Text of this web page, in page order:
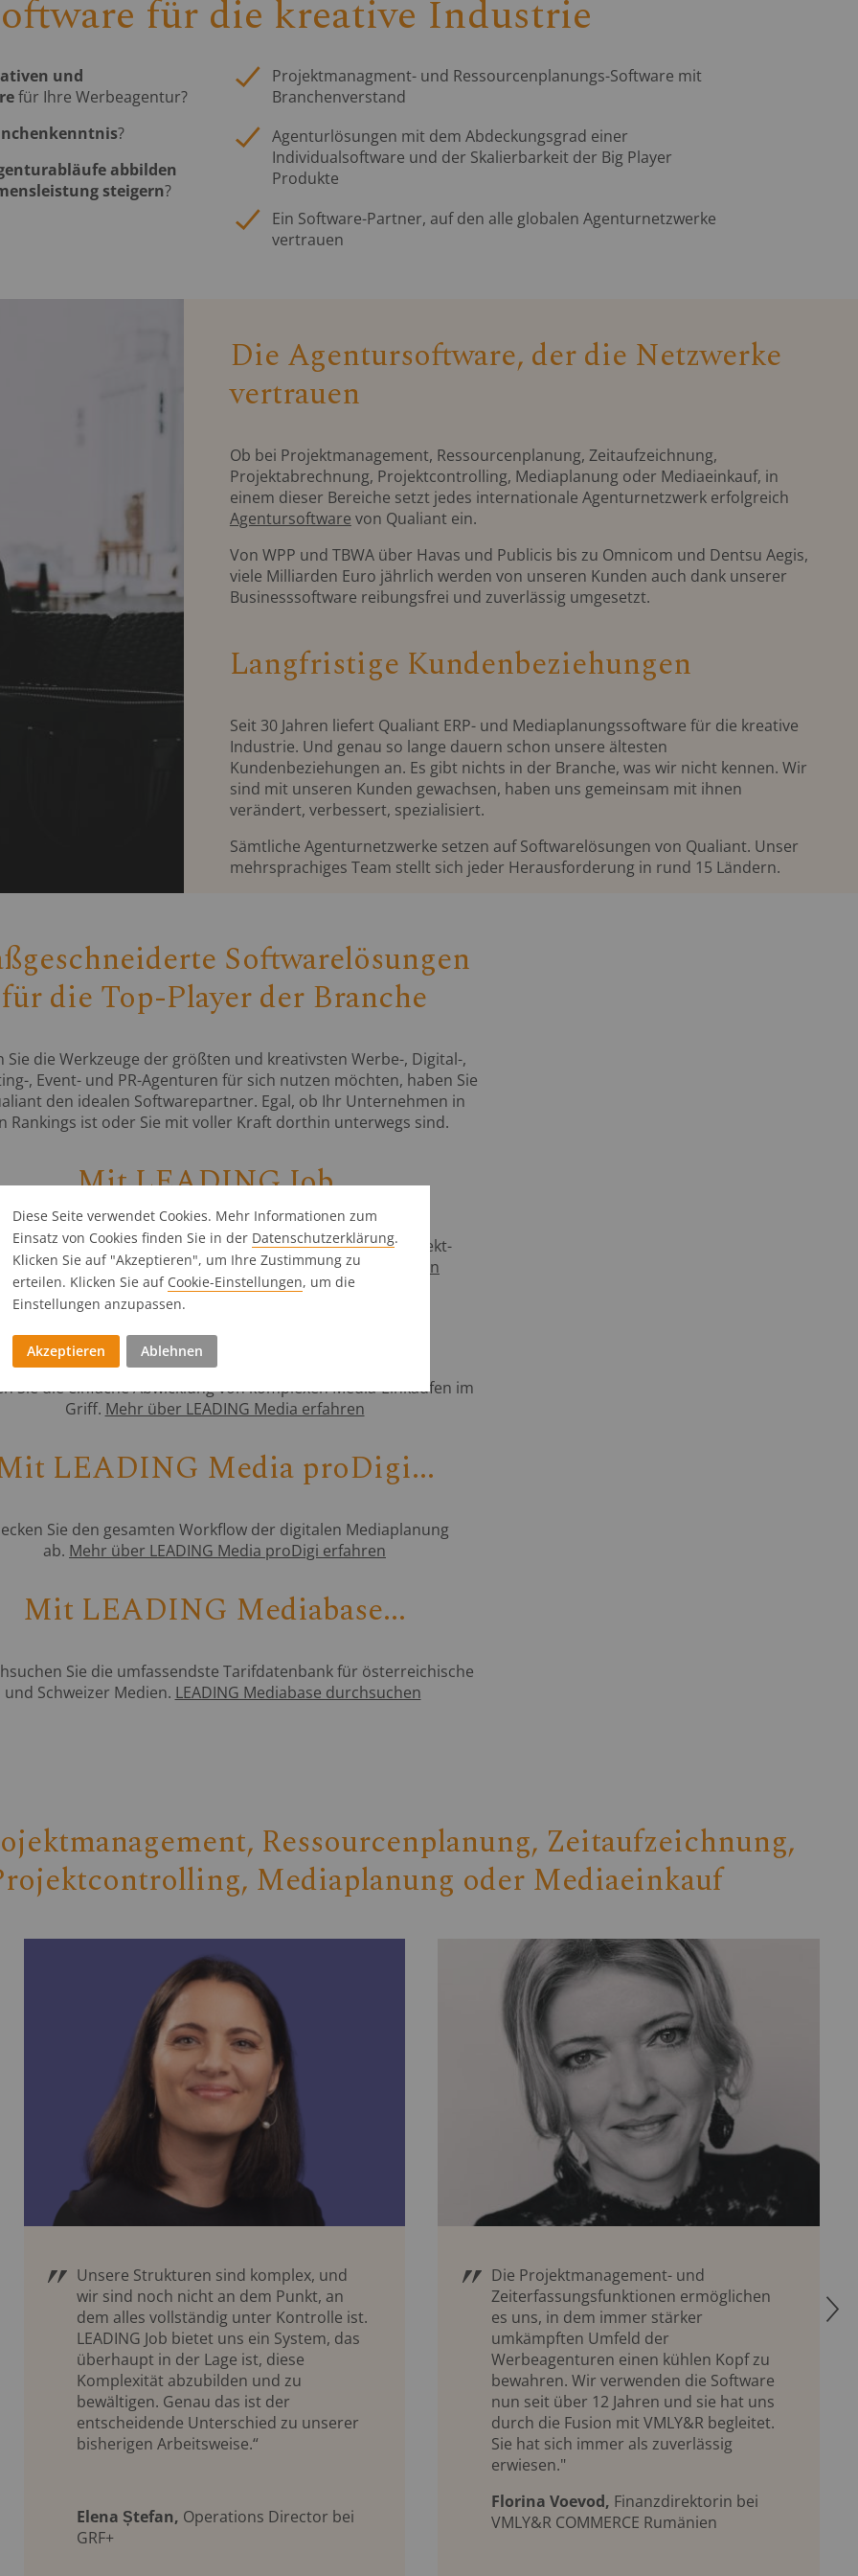
für die kreative Industrie
und
für Ihre Werbeagentur?
?
abbilden
steigern?
Projektmanagment- und Ressourcenplanungs-Software mit
Branchenverstand
Agenturlösungen mit dem Abdeckungsgrad einer
Individualsoftware und der Skalierbarkeit der Big Player
Produkte
Ein Software-Partner, auf den alle globalen Agenturnetzwerke
vertrauen
Die Agentursoftware, der die Netzwerke
vertrauen
Ob bei Projektmanagement, Ressourcenplanung, Zeitaufzeichnung,
Projektabrechnung, Projektcontrolling, Mediaplanung oder Mediaeinkauf, in
einem dieser Bereiche setzt jedes internationale Agenturnetzwerk erfolgreich
Agentursoftware von Qualiant ein.
Von WPP und TBWA über Havas und Publicis bis zu Omnicom und Dentsu Aegis,
viele Milliarden Euro jährlich werden von unseren Kunden auch dank unserer
Businesssoftware reibungsfrei und zuverlässig umgesetzt.
Langfristige Kundenbeziehungen
Seit 30 Jahren liefert Qualiant ERP- und Mediaplanungssoftware für die kreative
Industrie. Und genau so lange dauern schon unsere ältesten
Kundenbeziehungen an. Es gibt nichts in der Branche, was wir nicht kennen. Wir
sind mit unseren Kunden gewachsen, haben uns gemeinsam mit ihnen
verändert, verbessert, spezialisiert.
Sämtliche Agenturnetzwerke setzen auf Softwarelösungen von Qualiant. Unser
mehrsprachiges Team stellt sich jeder Herausforderung in rund 15 Ländern.
Softwarelösungen
für die Top-Player der Branche
Sie die Werkzeuge der größten und kreativsten Werbe-, Digital-,
, Event- und PR-Agenturen für sich nutzen möchten, haben Sie
den idealen Softwarepartner. Egal, ob Ihr Unternehmen in
Rankings ist oder Sie mit voller Kraft dorthin unterwegs sind.
Mit LEADING Job...
Sie in Echtzeit Übersicht über Ressourcen und Projekt-
in Ihrer Agentur. Mehr über LEADING Job erfahren
Mit LEADING Media...
Sie die einfache Abwicklung von komplexen Media-Einkäufen im
Griff. Mehr über LEADING Media erfahren
LEADING Media proDigi...
Sie den gesamten Workflow der digitalen Mediaplanung
ab. Mehr über LEADING Media proDigi erfahren
Mit LEADING Mediabase...
Sie die umfassendste Tarifdatenbank für österreichische
und Schweizer Medien. LEADING Mediabase durchsuchen
Ressourcenplanung, Zeitaufzeichnung,
Mediaplanung oder Mediaeinkauf
Unsere Strukturen sind komplex, und
wir sind noch nicht an dem Punkt, an
dem alles vollständig unter Kontrolle ist.
LEADING Job bietet uns ein System, das
überhaupt in der Lage ist, diese
Komplexität abzubilden und zu
bewältigen. Genau das ist der
entscheidende Unterschied zu unserer
bisherigen Arbeitsweise.“
Elena Ștefan, Operations Director bei
GRF+
Die Projektmanagement- und
Zeiterfassungsfunktionen ermöglichen
es uns, in dem immer stärker
umkämpften Umfeld der
Werbeagenturen einen kühlen Kopf zu
bewahren. Wir verwenden die Software
nun seit über 12 Jahren und sie hat uns
durch die Fusion mit VMLY&R begleitet.
Sie hat sich immer als zuverlässig
erwiesen."
Florina Voevod, Finanzdirektorin bei
VMLY&R COMMERCE Rumänien
R
Diese Seite verwendet Cookies. Mehr Informationen zum
Einsatz von Cookies finden Sie in der Datenschutz­erklärung.
Klicken Sie auf "Akzeptieren", um Ihre Zustimmung zu
erteilen. Klicken Sie auf Cookie-Einstellungen, um die
Einstellungen anzupassen.
Akzeptieren Ablehnen